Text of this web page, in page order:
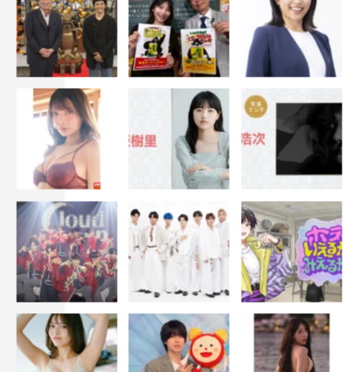
て熱々ではないけど、やさしくあったかいな、って思える
ドラマになりそうです。そして、このドラマを観て、福島
12市町村のことを知ってくれたらうれしいです。私も何回
か訪れましたが、大きな青い空に広い海。その景色をみ
て、少し気持ちがキュッとなるけど、前向いていこう！と
思いました。
あらすじ
東京在住の中小企業会社員・小津（本郷奏多）は、両親を
なくした姪っ子・メイ（大沢一菜）を一時的に引き取り、
夏休みの間だけ福島県楢葉町で期間限定の仮移住をするこ
とに。そこで出会ったのは東日本大震災からの復興を目指
し、前向きに生きてきた住民たち、そして県外から志を抱
いてやってきた移住者たち。彼ら、そして姪っ子との触れ
合いを通し、何事にも無気力だった小津の心情に次第に変
化が生まれる…。温かい人間模様と移住先で繰り広げられ